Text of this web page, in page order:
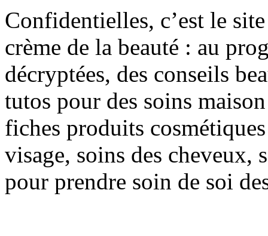
Confidentielles, c’est le
crème de la beauté : au
décryptées, des conseils
tutos pour des soins
fiches produits
visage, soins des cheveux,
pour prendre soin de soi